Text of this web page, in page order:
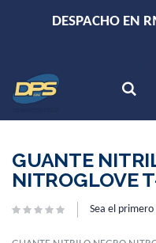
DESPACHO EN
to
the
end
the
gallery
to
the
beginning
the
gallery
GUANTE
NITROGLOVE
Sea el